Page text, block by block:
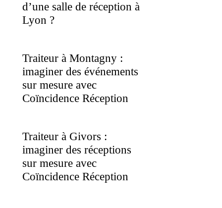
d’une salle de réception à
Lyon ?
Traiteur à Montagny :
imaginer des événements
sur mesure avec
Coïncidence Réception
Traiteur à Givors :
imaginer des réceptions
sur mesure avec
Coïncidence Réception